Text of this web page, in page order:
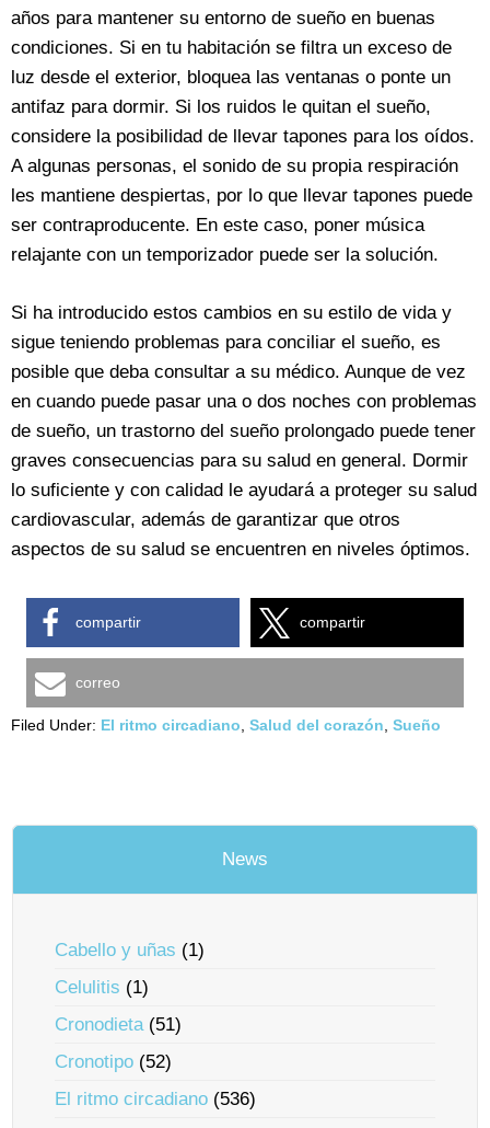
años para mantener su entorno de sueño en buenas
condiciones. Si en tu habitación se filtra un exceso de
luz desde el exterior, bloquea las ventanas o ponte un
antifaz para dormir. Si los ruidos le quitan el sueño,
considere la posibilidad de llevar tapones para los oídos.
A algunas personas, el sonido de su propia respiración
les mantiene despiertas, por lo que llevar tapones puede
ser contraproducente. En este caso, poner música
relajante con un temporizador puede ser la solución.
Si ha introducido estos cambios en su estilo de vida y
sigue teniendo problemas para conciliar el sueño, es
posible que deba consultar a su médico. Aunque de vez
en cuando puede pasar una o dos noches con problemas
de sueño, un trastorno del sueño prolongado puede tener
graves consecuencias para su salud en general. Dormir
lo suficiente y con calidad le ayudará a proteger su salud
cardiovascular, además de garantizar que otros
aspectos de su salud se encuentren en niveles óptimos.
compartir compartir
correo
Filed Under: El ritmo circadiano Salud del corazón Sueño
News
Cabello y uñas (1)
Celulitis (1)
Cronodieta(51)
Cronotipo (52)
El ritmo circadiano (536)